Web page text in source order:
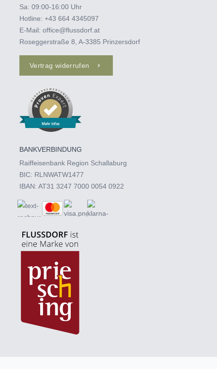
Sa: 09:00-16:00 Uhr
Hotline: +43 664 4345097‬
E-Mail: office@flussdorf.at
Roseggerstraße 8, A-3385 Prinzersdorf
Vertrag widerrufen
Mehr Infos
BANKVERBINDUNG
Raiffeisenbank Region Schallaburg
BIC: RLNWATW1477
IBAN: AT31 3247 7000 0054 0922